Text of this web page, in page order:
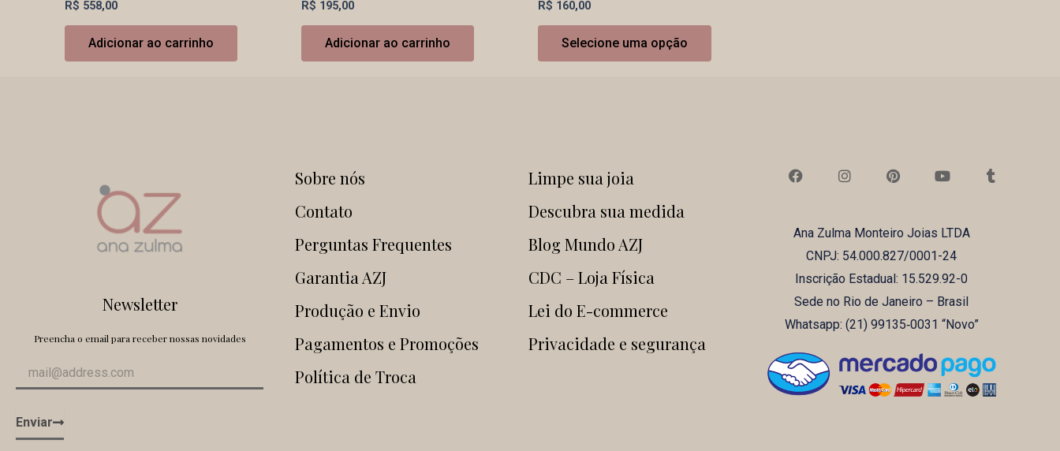
R$ 558,00
Adicionar ao carrinho
R$ 195,00
Adicionar ao carrinho
R$ 160,00
Selecione uma opção
Newsletter
Preencha o email para receber nossas novidades
Enviar
Sobre nós
Contato
Perguntas Frequentes
Garantia AZJ
Produção e Envio
Pagamentos e Promoções
Política de Troca
Limpe sua joia
Descubra sua medida
Blog Mundo AZJ
CDC – Loja Física
Lei do E-commerce
Privacidade e segurança
a
o
n
g
r
a
m
i
r
e
s
t
o
b
e
u
Ana Zulma Monteiro Joias LTDA
CNPJ: 54.000.827/0001-24
Inscrição Estadual: 15.529.92-0
Sede no Rio de Janeiro – Brasil
Whatsapp: (21) ‪99135‑0031‬ “Novo”